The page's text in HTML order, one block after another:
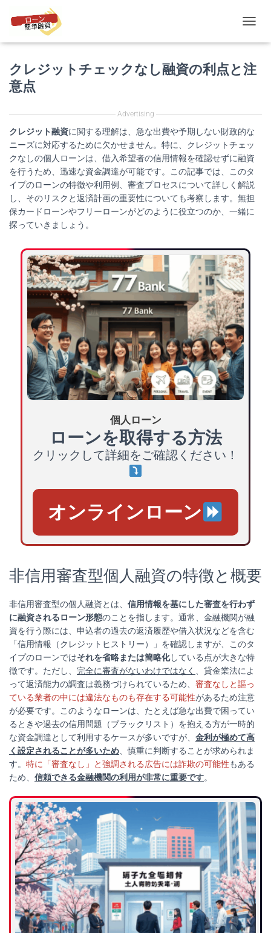
O
G
L
I
G
A
T
I
O
N
クレジットチェックなし融資の利点と注
意点
Advertising
クレジット融資に関する理解は、急な出費や予期しない財政的な
ニーズに対応するために欠かせません。特に、クレジットチェッ
クなしの個人ローンは、借入希望者の信用情報を確認せずに融資
を行うため、迅速な資金調達が可能です。この記事では、このタ
イプのローンの特徴や利用例、審査プロセスについて詳しく解説
し、そのリスクと返済計画の重要性についても考察します。無担
保カードローンやフリーローンがどのように役立つのか、一緒に
探っていきましょう。
個人ローン
ローンを取得する方法
クリックして詳細をご確認ください！
オンラインローン
非信用審査型個人融資の特徴と概要
非信用審査型の個人融資とは、 信用情報を基にした審査を行わず
に融資されるローン形態のことを指します。通常、金融機関が融
資を行う際には、申込者の過去の返済履歴や借入状況などを含む
「信用情報（クレジットヒストリー）」を確認しますが、このタ
イプのローンではそれを省略または簡略化している点が大きな特
徴です。ただし、 完全に審査がないわけではなく
、貸金業法によ
って返済能力の調査は義務づけられているため、 審査なしと謳っ
ている業者の中には違法なものも存在する可能性があるため注意
が必要です。このようなローンは、たとえば急な出費で困ってい
るときや過去の信用問題（ブラックリスト）を抱える方が一時的
な資金調達として利用するケースが多いですが、 金利が極めて高
く設定されることが多いため 、慎重に判断することが求められま
す。 特に「審査なし」と強調される広告には詐欺の可能性もある
ため、 信頼できる金融機関の利用が非常に重要です。